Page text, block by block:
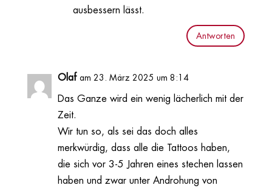
ausbessern lässt.
Antworten
Olaf am 23. März 2025 um 8:14
Das Ganze wird ein wenig lächerlich mit der
Zeit.
Wir tun so, als sei das doch alles
merkwürdig, dass alle die Tattoos haben,
die sich vor 3-5 Jahren eines stechen lassen
haben und zwar unter Androhung von